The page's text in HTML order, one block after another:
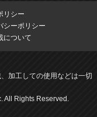
リシー
シーポリシー
について
加工しての使用などは一切
All Rights Reserved.